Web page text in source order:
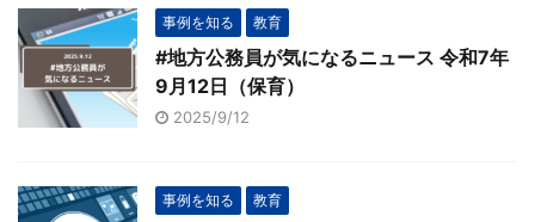
事例を知る 教育
#地方公務員が気になるニュース 令和7年
9月12日（保育）
2025/9/12
事例を知る 教育